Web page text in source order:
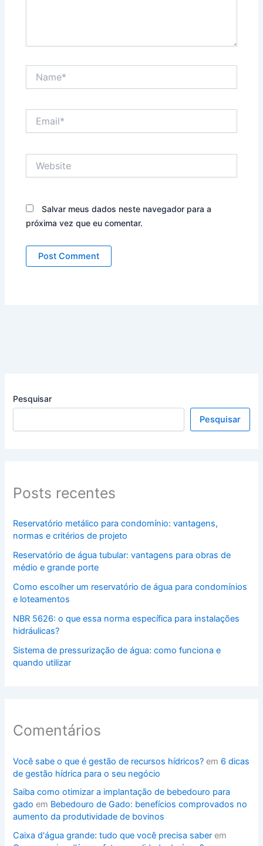
Salvar meus dados neste navegador para a
próxima vez que eu comentar.
Pesquisar
Pesquisar
Posts recentes
Reservatório metálico para condomínio: vantagens,
normas e critérios de projeto
Reservatório de água tubular: vantagens para obras de
médio e grande porte
Como escolher um reservatório de água para condomínios
e loteamentos
NBR 5626: o que essa norma específica para instalações
hidráulicas?
Sistema de pressurização de água: como funciona e
quando utilizar
Comentários
Você sabe o que é gestão de recursos hídricos? em 6 dicas
de gestão hídrica para o seu negócio
Saiba como otimizar a implantação de bebedouro para
gado em Bebedouro de Gado: benefícios comprovados no
aumento da produtividade de bovinos
Caixa d'água grande: tudo que você precisa saber em